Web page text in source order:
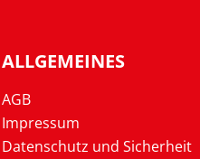
ALLGEMEINES
AGB
Impressum
Datenschutz und Sicherheit